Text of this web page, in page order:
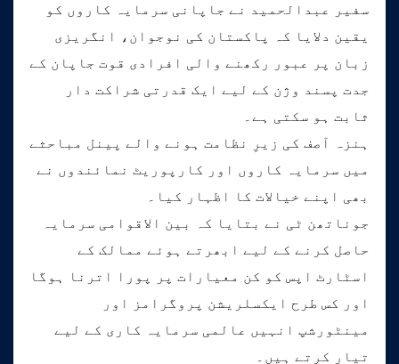
سفیر عبدالحمید نے جاپانی سرمایہ کاروں کو
یقین دلایا کہ پاکستان کی نوجوان، انگریزی
زبان پر عبور رکھنے والی افرادی قوت جاپان کے
جدت پسند وژن کے لیے ایک قدرتی شراکت دار
ثابت ہو سکتی ہے۔
ہنزہ آصف کی زیرِ نظامت ہونے والے پینل مباحثے
میں سرمایہ کاروں اور کارپوریٹ نمائندوں نے
بھی اپنے خیالات کا اظہار کیا۔
جوناتھن ٹی نے بتایا کہ بین الاقوامی سرمایہ
حاصل کرنے کے لیے ابھرتے ہوئے ممالک کے
اسٹارٹ اپس کو کن معیارات پر پورا اترنا ہوگا
اور کس طرح ایکسلریشن پروگرامز اور
مینٹورشپ انہیں عالمی سرمایہ کاری کے لیے
تیار کرتے ہیں۔